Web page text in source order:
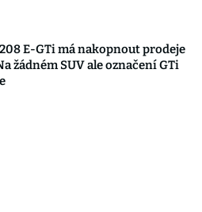
E-GTi má nakopnout prodeje
žádném SUV ale označení GTi